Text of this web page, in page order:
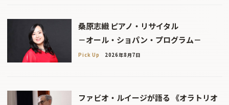
桑原志織 ピアノ・リサイタル
－オール・ショパン・プログラム－
Pick Up 2026年8月7日
ファビオ・ルイージが語る 《オラトリオ